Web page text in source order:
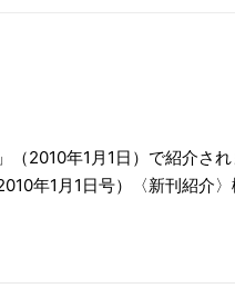
（2010年1月1日）で紹介され
年1月1日号）〈新刊紹介